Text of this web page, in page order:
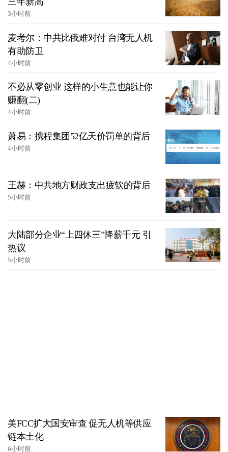
3小时前
麦考尔：中共比俄难对付 台湾无人机
有助防卫
4小时前
不必从零创业 这样的小生意也能让你
赚翻(二)
4小时前
萧易：携程集团52亿天价罚单的背后
4小时前
王赫：中共地方财政支出疲软的背后
5小时前
大陆部分企业“上四休三”降薪千元 引
热议
5小时前
美FCC扩大国安审查 促无人机等供应
链本土化
6小时前